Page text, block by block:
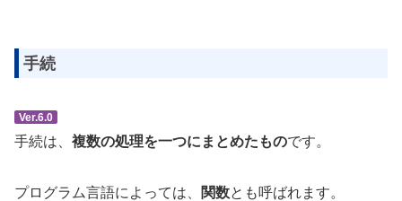
手続
Ver.6.0
手続は、 複数の処理を一つにまとめたものです。
プログラム言語によっては、 関数とも呼ばれます。